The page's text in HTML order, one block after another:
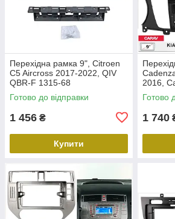
Перехідна рамка 9", Citroen
C5 Aircross 2017-2022, QIV
QBR-F 1315-68
Готово до відправки
1 456 ₴
Купити
2016,
Готово
1 740